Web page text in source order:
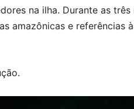
na ilha. Durante as três
amazônicas e referências